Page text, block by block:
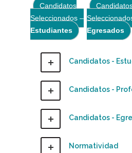
Candidatos
Seleccionados –
Estudiantes
Egresados
Candidatos -
Candidatos -
Candidatos -
Normatividad